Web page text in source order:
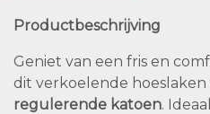
Productbeschrijving
Geniet van een fris en
dit verkoelende hoeslaken
regulerende katoen.